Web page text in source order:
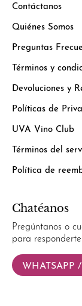
Contáctanos
Quiénes Somos
Preguntas
Términos y
Devoluciones y
Políticas de
UVA Vino Club
Términos del
Política de
Chatéanos
Pregúntanos o
para responderte
WHATSAPP